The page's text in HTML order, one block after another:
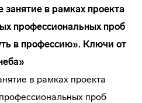
в рамках проекта
профессиональных проб
в профессию». Ключи от
в рамках проекта
проб